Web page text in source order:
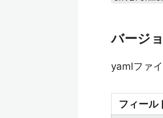
バージ
yamlファ
フィール